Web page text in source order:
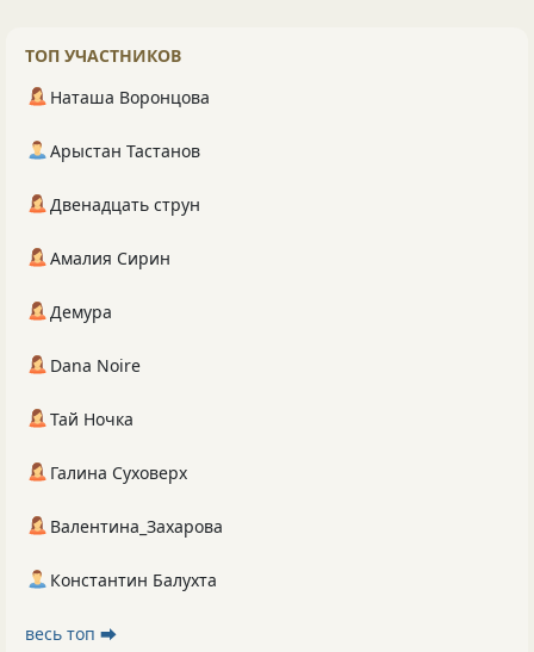
ТОП УЧАСТНИКОВ
Наташа Воронцова
Арыстан Тастанов
Двенадцать струн
Амалия Сирин
Демура
Dana Noire
Тай Ночка
Галина Суховерх
Валентина_Захарова
Константин Балухта
весь топ ⮕